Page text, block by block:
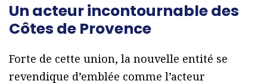
Un acteur incontournable des
Côtes de Provence
Forte de cette union, la nouvelle entité se
revendique d’emblée comme l’acteur